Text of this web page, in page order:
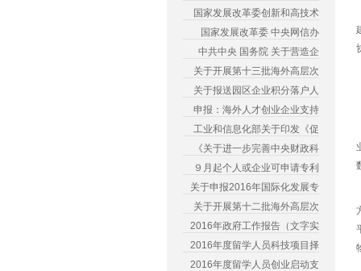
国家发展改革委创新和高技术
国家发展改革委 中央网信办
中共中央 国务院 关于营造企
关于开展第十三批海外高层次
关于报送园区企业积分落户人
申报：海外人才创业企业支持
工业和信息化部关于印发《促
《关于进一步完善中央财政科
９月起个人或企业可申请专利
关于申报2016年国际化发展专
关于开展第十二批海外高层次
2016年政府工作报告（文字实
2016年度留学人员科技项目择
2016年度留学人员创业启动支